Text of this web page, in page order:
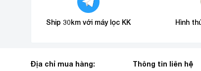
Ship 30km với máy lọc KK Hình
Địa chỉ mua hàng: Thông tin liên hệ